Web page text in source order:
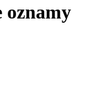
oznamy